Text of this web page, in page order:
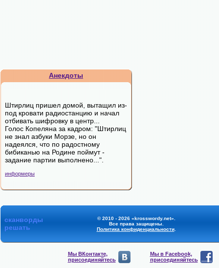
Анекдоты
Штирлиц пришел домой, вытащил из-
под кровати радиостанцию и начал
отбивать шифровку в центр...
Голос Копеляна за кадром: "Штирлиц
не знал азбуки Морзе, но он
надеялся, что по радостному
бибиканью на Родине поймут -
задание партии выполнено...".
информеры
сканворды
решать
© 2010 - 2026 «krosswordy.net».
Все права защищены.
Политика конфиденциальности.
Мы ВКонтакте,
присоединяйтесь
Мы в Facebook,
присоединяйтесь